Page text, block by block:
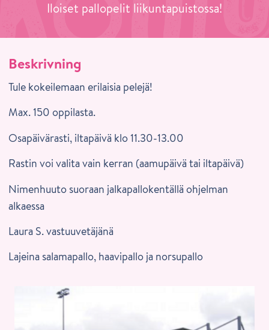
Iloiset pallopelit liikuntapuistossa!
Beskrivning
Tule kokeilemaan erilaisia pelejä!
Max. 150 oppilasta.
Osapäivärasti, iltapäivä klo 11.30-13.00
Rastin voi valita vain kerran (aamupäivä tai iltapäivä)
Nimenhuuto suoraan jalkapallokentällä ohjelman
alkaessa
Laura S. vastuuvetäjänä
Lajeina salamapallo, haavipallo ja norsupallo